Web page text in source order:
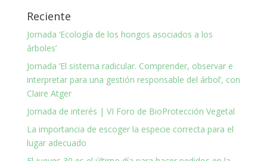
Reciente
Jornada ‘Ecología de los hongos asociados a los
árboles’
Jornada ‘El sistema radicular. Comprender, observar e
interpretar para una gestión responsable del árbol’, con
Claire Atger
Jornada de interés | VI Foro de BioProtección Vegetal
La importancia de escoger la especie correcta para el
lugar adecuado